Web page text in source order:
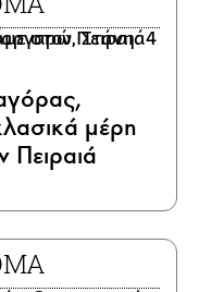
μέρη
Πειραιά